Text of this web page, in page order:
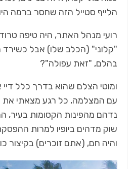
הלייף סטייל הזה שחסר ברמה
רועי מנהל האתר, היה טיפה
"קלוני" (הכלב שלו) אבל
בהלם, "זאת עפולה"?
ומוטי הצלם שהוא בדרך כלל
עם המצלמה, כל רגע מצאתי את
נדהם מהפינות הקסומות בעיר,
שוק מדהים ביופיו למרות
והיה חם, (אתם זוכרים) בקיצור